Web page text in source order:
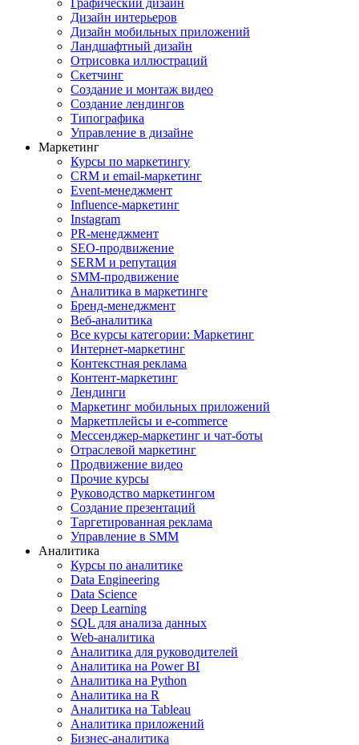
Графический дизайн
Дизайн интерьеров
Дизайн мобильных приложений
Ландшафтный дизайн
Отрисовка иллюстраций
Скетчинг
Создание и монтаж видео
Создание лендингов
Типографика
Управление в дизайне
Маркетинг
Курсы по маркетингу
CRM и email-маркетинг
Event-менеджмент
Influence-маркетинг
Instagram
PR-менеджмент
SEO-продвижение
SERM и репутация
SMM-продвижение
Аналитика в маркетинге
Бренд-менеджмент
Веб-аналитика
Все курсы категории: Маркетинг
Интернет-маркетинг
Контекстная реклама
Контент-маркетинг
Лендинги
Маркетинг мобильных приложений
Маркетплейсы и e-commerce
Мессенджер-маркетинг и чат-боты
Отраслевой маркетинг
Продвижение видео
Прочие курсы
Руководство маркетингом
Создание презентаций
Таргетированная реклама
Управление в SMM
Аналитика
Курсы по аналитике
Data Engineering
Data Science
Deep Learning
SQL для анализа данных
Web-аналитика
Аналитика для руководителей
Аналитика на Power BI
Аналитика на Python
Аналитика на R
Аналитика на Tableau
Аналитика приложений
Бизнес-аналитика